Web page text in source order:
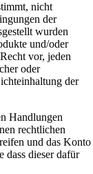
nicht
der
wurden
und/oder
vor, jeden
oder
der
Handlungen
rechtlichen
und das Konto
dass dieser dafür